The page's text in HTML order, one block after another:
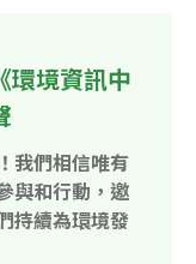
境資訊中
我們相信唯有
與和行動，邀
持續為環境發